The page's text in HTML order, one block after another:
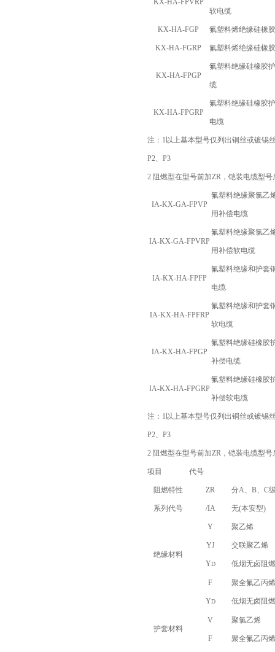
KX-HA-FPVRP
软电缆
KX-HA-FGP 氟塑料烯绝缘硅橡
KX-HA-FGRP 氟塑料烯绝缘硅橡
KX-HA-FPGP
氟塑料绝缘硅橡胶
缆
KX-HA-FPGRP
氟塑料绝缘硅橡胶
电缆
注： 1 以上基本型号仅列出铜丝或镀锡
P2、 P3
2 阻燃型在型号前加ZR ，铠装电缆型号
IA-KX-GA-FPVP
氟塑料绝缘聚氯乙
用补偿电缆
IA-KX-GA-FPVRP
氟塑料绝缘聚氯乙
用补偿软电缆
IA-KX-HA-FPFP
氟塑料绝缘和护套
电缆
IA-KX-HA-FPFRP
氟塑料绝缘和护套
软电缆
IA-KX-HA-FPGP
氟塑料绝缘硅橡胶
补偿电缆
IA-KX-HA-FPGRP
氟塑料绝缘硅橡胶
补偿软电缆
注： 1 以上基本型号仅列出铜丝或镀锡
P2、 P3
2 阻燃型在型号前加ZR ，铠装电缆型号
项目 代号
阻燃特性 ZR 分A、B、C
系列代号 /IA 无(本安型)
绝缘材料
Y 聚乙烯
YJ 交联聚乙烯
YD 低烟无卤阻
F 聚全氟乙丙
护套材料
YD 低烟无卤阻
V 聚氯乙烯
F 聚全氟乙丙